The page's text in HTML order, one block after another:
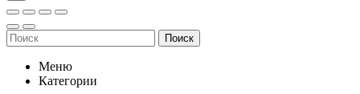
Поиск
Меню
Категории